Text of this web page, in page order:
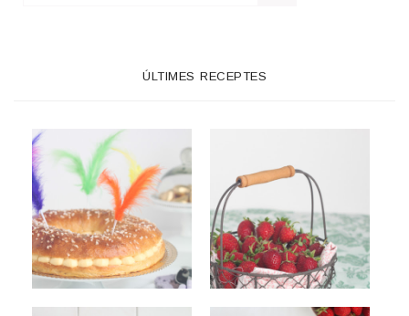
ÚLTIMES RECEPTES